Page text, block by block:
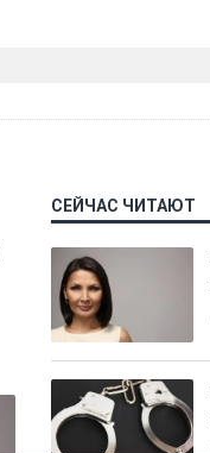
СЕЙЧАС ЧИТАЮТ